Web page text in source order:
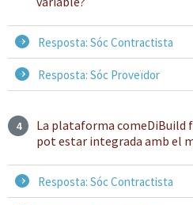
Resposta: Sóc Contractista
Resposta: Sóc Proveïdor
4
La plataforma comeDiBuild
pot estar integrada amb el
Resposta: Sóc Contractista